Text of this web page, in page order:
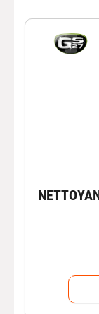
intérieur
Pour un
votre nettoyant
Avec
moquettes
et agréable,